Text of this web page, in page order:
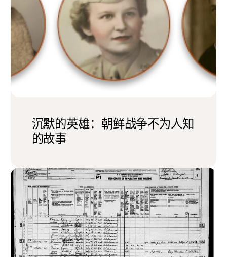
沉默的英雄：朝鲜战争不为人知
的故事